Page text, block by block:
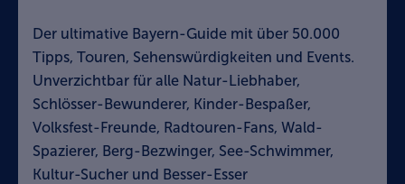
Der ultimative Bayern-Guide mit über 50.000
Tipps, Touren, Sehenswürdigkeiten und Events.
Unverzichtbar für alle Natur-Liebhaber,
Schlösser-Bewunderer, Kinder-Bespaßer,
Volksfest-Freunde, Radtouren-Fans, Wald-
Spazierer, Berg-Bezwinger, See-Schwimmer,
Kultur-Sucher und Besser-Esser